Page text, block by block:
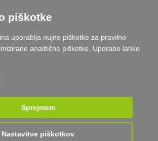
na zalogi
h od pon do pet
piškotke
uporablja nujne piškotke za pravilno
analitične piškotke. Uporabo lahko
Sprejmem
Nastavitve piškotkov